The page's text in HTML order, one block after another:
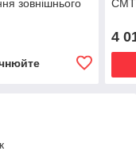
зовнішнього
4